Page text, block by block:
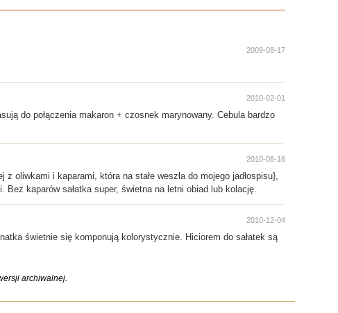
2009-08-17
2010-02-01
do połączenia makaron + czosnek marynowany. Cebula bardzo
2010-08-16
oliwkami i kaparami, która na stałe weszła do mojego jadłospisu},
kaparów sałatka super, świetna na letni obiad lub kolację.
2010-12-04
świetnie się komponują kolorystycznie. Hiciorem do sałatek są
archiwalnej.